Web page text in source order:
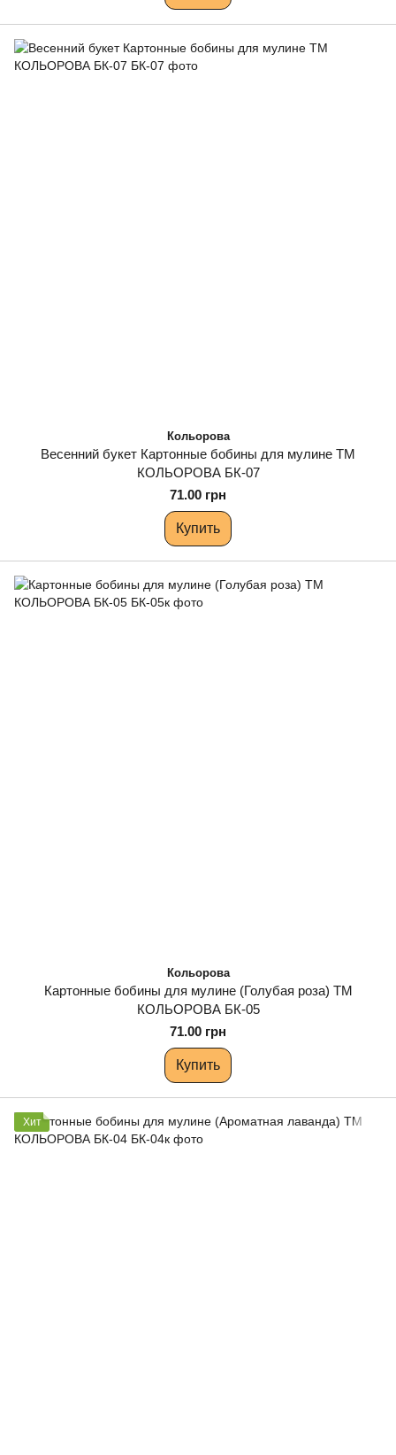
Кольорова
Весенний букет Картонные бобины для мулине ТМ
КОЛЬОРОВА БК-07
71.00 грн
Купить
Кольорова
Картонные бобины для мулине (Голубая роза) ТМ
КОЛЬОРОВА БК-05
71.00 грн
Купить
Хит